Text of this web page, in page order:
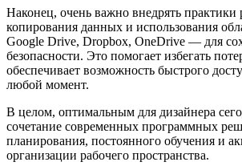
Наконец, очень важно внедрять практики
копирования данных и использования
Google Drive, Dropbox, OneDrive — для
безопасности. Это помогает избегать
обеспечивает возможность быстрого
любой момент.
В целом, оптимальным для дизайнера
сочетание современных программных
планирования, постоянного обучения и
организации рабочего пространства.